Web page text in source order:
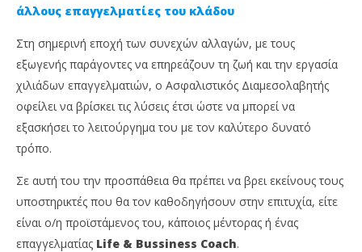
NOW VIEWING
Στέλλα Ζουλινάκη: Πως το Life & Business
Coaching μπορεί να βοηθήσει τον επαγγελματία
ασφαλιστικό σύμβουλο!
άλλους επαγγελματίες του κλάδου
Στη σημερινή εποχή των συνεχών αλλαγών, με τους
εξωγενής παράγοντες να επηρεάζουν τη ζωή και την εργασία
χιλιάδων επαγγελματιών, ο Ασφαλιστικός Διαμεσολαβητής
οφείλει να βρίσκει τις λύσεις έτσι ώστε να μπορεί να
εξασκήσει το λειτούργημα του με τον καλύτερο δυνατό
τρόπο.
Σε αυτή του την προσπάθεια θα πρέπει να βρει εκείνους τους
υποστηρικτές που θα τον καθοδηγήσουν στην επιτυχία, είτε
είναι ο/η προϊστάμενος του, κάποιος μέντορας ή ένας
επαγγελματίας Life & Bussiness Coach.